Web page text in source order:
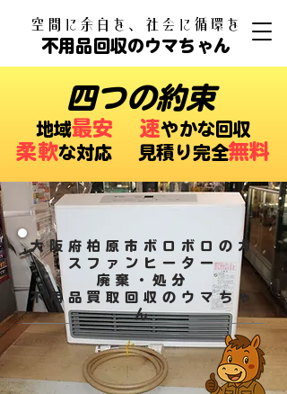
​空間に余白を、社会に循環を
不用品回収のウマちゃん
四つの約束
​地域最安 速やかな回収
柔軟な対応 ​見積り完全無料
大阪府柏原市ボロボロのガ
スファンヒーター
廃棄・処分
​不用品買取回収のウマちゃ
ん